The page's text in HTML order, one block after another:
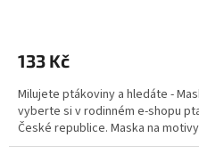
133 Kč
Milujete ptákoviny a hledáte -
vyberte si v rodinném e-shopu
České republice. Maska na